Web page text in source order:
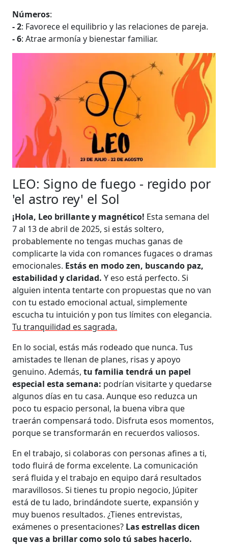
Números:
- 2: Favorece el equilibrio y las relaciones de pareja.
- 6: Atrae armonía y bienestar familiar.
LEO: Signo de fuego - regido por
'el astro rey' el Sol
¡Hola, Leo brillante y magnético! Esta semana del
7 al 13 de abril de 2025, si estás soltero,
probablemente no tengas muchas ganas de
complicarte la vida con romances fugaces o dramas
emocionales. Estás en modo zen, buscando paz,
estabilidad y claridad.Y eso está perfecto. Si
alguien intenta tentarte con propuestas que no van
con tu estado emocional actual, simplemente
escucha tu intuición y pon tus límites con elegancia.
Tu tranquilidad es sagrada.
En lo social, estás más rodeado que nunca. Tus
amistades te llenan de planes, risas y apoyo
genuino. Además,tu familia tendrá un papel
especial esta semana: podrían visitarte y quedarse
algunos días en tu casa. Aunque eso reduzca un
poco tu espacio personal, la buena vibra que
traerán compensará todo. Disfruta esos momentos,
porque se transformarán en recuerdos valiosos.
En el trabajo, si colaboras con personas afines a ti,
todo fluirá de forma excelente. La comunicación
será fluida y el trabajo en equipo dará resultados
maravillosos. Si tienes tu propio negocio, Júpiter
está de tu lado, brindándote suerte, expansión y
muy buenos resultados. ¿Tienes entrevistas,
exámenes o presentaciones? Las estrellas dicen
que vas a brillar como solo tú sabes hacerlo.